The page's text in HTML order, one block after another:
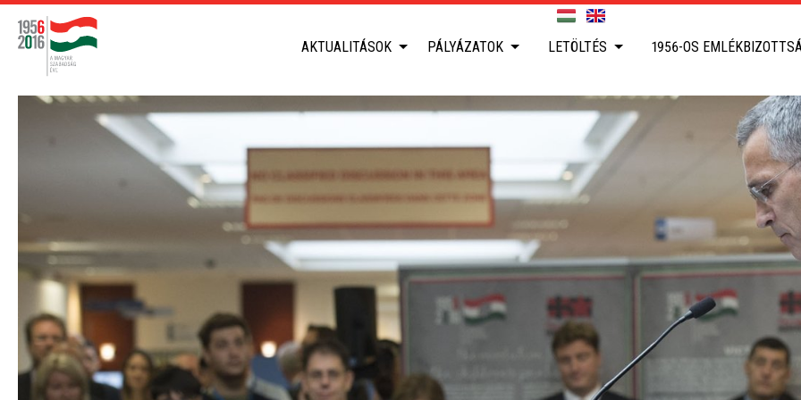
AKTUALITÁSOK PÁLYÁZATOK LETÖLTÉS 1956-OS